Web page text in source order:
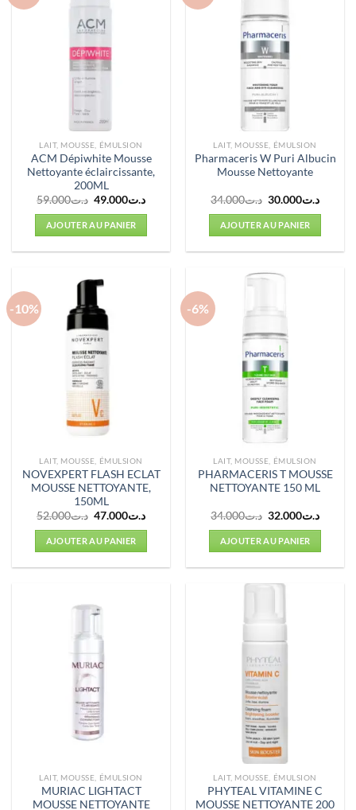
LAIT, MOUSSE, ÉMULSION
ACM Dépiwhite Mousse
Nettoyante éclaircissante,
200ML
د.ت59.000
Le
initial
était :
د.ت59.000.
د.ت49.000
Le
AJOUTER AU PANIER
LAIT, MOUSSE, ÉMULSION
Pharmaceris W Puri Albucin
Mousse Nettoyante
د.ت34.000
Le
initial
était :
د.ت34.000.
د.ت30.000
Le
AJOUTER AU PANIER
-10%
LAIT, MOUSSE, ÉMULSION
NOVEXPERT FLASH ECLAT
MOUSSE NETTOYANTE,
150ML
د.ت52.000
Le
initial
était :
د.ت52.000.
د.ت47.000
Le
AJOUTER AU PANIER
-6%
LAIT, MOUSSE, ÉMULSION
PHARMACERIS T MOUSSE
NETTOYANTE 150 ML
د.ت34.000
Le
initial
était :
د.ت34.000.
د.ت32.000
Le
AJOUTER AU PANIER
LAIT, MOUSSE, ÉMULSION
MURIAC LIGHTACT
MOUSSE NETTOYANTE
LAIT, MOUSSE, ÉMULSION
PHYTEAL VITAMINE C
MOUSSE NETTOYANTE 200